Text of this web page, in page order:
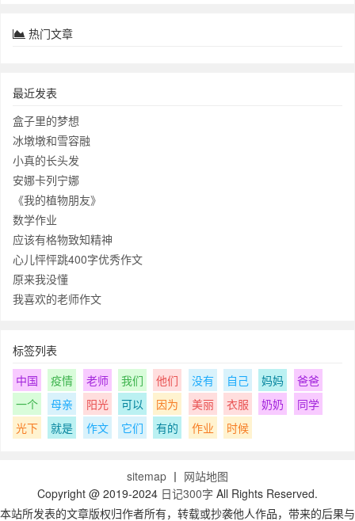
热门文章
最近发表
盒子里的梦想
冰墩墩和雪容融
小真的长头发
安娜卡列宁娜
《我的植物朋友》
数学作业
应该有格物致知精神
心儿怦怦跳400字优秀作文
原来我没懂
我喜欢的老师作文
标签列表
中国
疫情 老师 我们 他们 没有 自己 妈妈
爸爸
一个
母亲 阳光 可以 因为 美丽 衣服 奶奶
同学
光下
就是 作文 它们 有的 作业 时候
sitemap 丨 网站地图
Copyright @ 2019-2024 日记300字 All Rights Reserved.
本站所发表的文章版权归作者所有，转载或抄袭他人作品，带来的后果与